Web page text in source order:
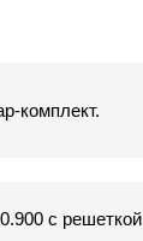
комплект.
с решеткой